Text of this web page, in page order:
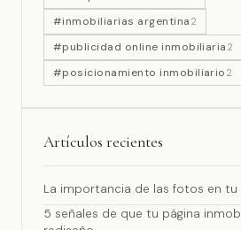
#inmobiliarias argentina 2
#publicidad online inmobiliaria 2
#posicionamiento inmobiliario 2
Artículos recientes
La importancia de las fotos en tu
5 señales de que tu página